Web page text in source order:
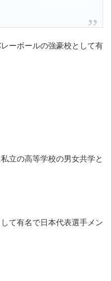
ーボールの強豪校として有
立の高等学校の男女共学と
て有名で日本代表選手メン